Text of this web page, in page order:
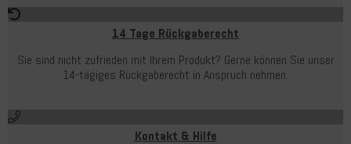
14 Tage Rückgaberecht
Sie sind nicht zufrieden mit Ihrem Produkt? Gerne können Sie unser
14-tägiges Rückgaberecht in Anspruch nehmen.
Kontakt & Hilfe